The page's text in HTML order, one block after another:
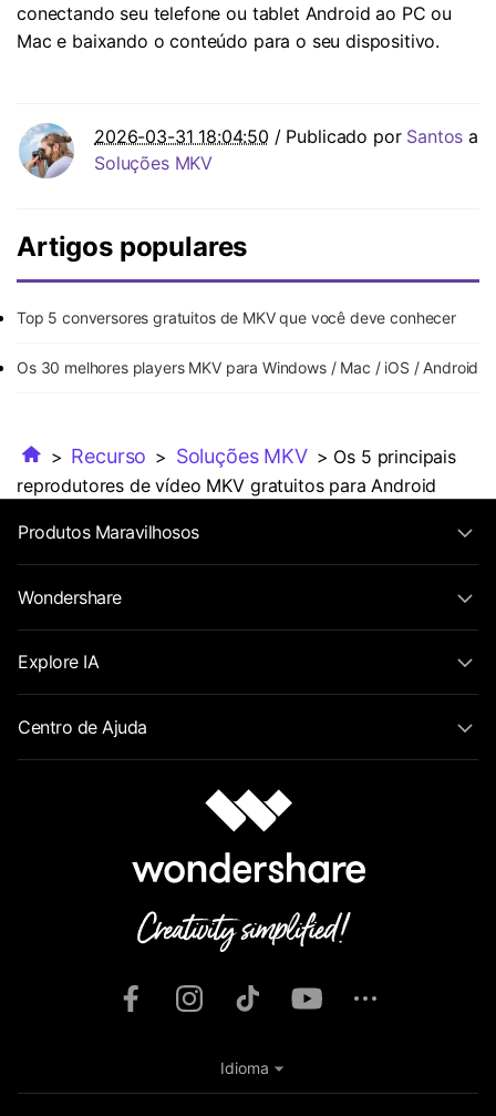
conectando seu telefone ou tablet Android ao PC ou
Mac e baixando o conteúdo para o seu dispositivo.
2026-03-31 18:04:50 / Publicado por Santos a
Soluções MKV
Artigos populares
Top 5 conversores gratuitos de MKV que você deve conhecer
Os 30 melhores players MKV para Windows / Mac / iOS / Android
> Recurso > Soluções MKV > Os 5 principais
reprodutores de vídeo MKV gratuitos para Android
Produtos Maravilhosos
Wondershare
Explore IA
Centro de Ajuda
Idioma